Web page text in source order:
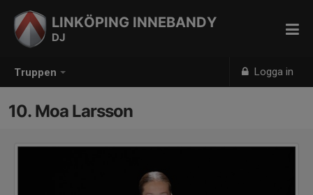
Truppen Logga in
LINKÖPING INNEBANDY
DJ
10. Moa Larsson